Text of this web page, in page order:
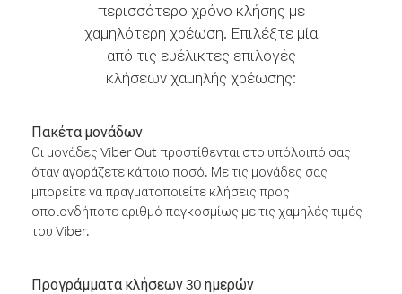
περισσότερο χρόνο κλήσης με
χαμηλότερη χρέωση. Επιλέξτε μία
από τις ευέλικτες επιλογές
κλήσεων χαμηλής χρέωσης:
Πακέτα μονάδων
Οι μονάδες Viber Out προστίθενται στο υπόλοιπό σας
όταν αγοράζετε κάποιο ποσό. Με τις μονάδες σας
μπορείτε να πραγματοποιείτε κλήσεις προς
οποιονδήποτε αριθμό παγκοσμίως με τις χαμηλές τιμές
του Viber.
Προγράμματα κλήσεων 30 ημερών